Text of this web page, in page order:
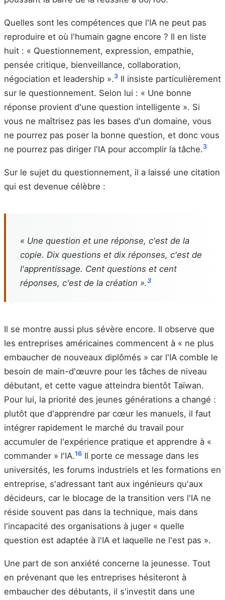
Quelles sont les compétences que l'IA ne peut pas
reproduire et où l'humain gagne encore ? Il en liste
huit : « Questionnement, expression, empathie,
pensée critique, bienveillance, collaboration,
négociation et leadership ».3 Il insiste particulièrement
sur le questionnement. Selon lui : « Une bonne
réponse provient d'une question intelligente ». Si
vous ne maîtrisez pas les bases d'un domaine, vous
ne pourrez pas poser la bonne question, et donc vous
ne pourrez pas diriger l'IA pour accomplir la tâche.3
Sur le sujet du questionnement, il a laissé une citation
qui est devenue célèbre :
« Une question et une réponse, c'est de la
copie. Dix questions et dix réponses, c'est de
l'apprentissage. Cent questions et cent
réponses, c'est de la création ».3
Il se montre aussi plus sévère encore. Il observe que
les entreprises américaines commencent à « ne plus
embaucher de nouveaux diplômés » car l'IA comble le
besoin de main-d'œuvre pour les tâches de niveau
débutant, et cette vague atteindra bientôt Taïwan.
Pour lui, la priorité des jeunes générations a changé :
plutôt que d'apprendre par cœur les manuels, il faut
intégrer rapidement le marché du travail pour
accumuler de l'expérience pratique et apprendre à «
commander » l'IA.16 Il porte ce message dans les
universités, les forums industriels et les formations en
entreprise, s'adressant tant aux ingénieurs qu'aux
décideurs, car le blocage de la transition vers l'IA ne
réside souvent pas dans la technique, mais dans
l'incapacité des organisations à juger « quelle
question est adaptée à l'IA et laquelle ne l'est pas ».
Une part de son anxiété concerne la jeunesse. Tout
en prévenant que les entreprises hésiteront à
embaucher des débutants, il s'investit dans une